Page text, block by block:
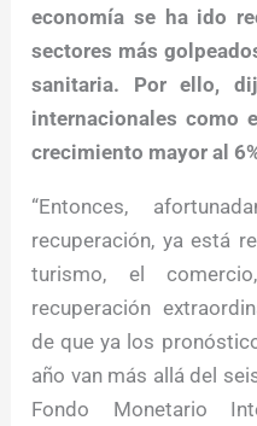
economía se ha ido
sectores más
sanitaria. Por ello,
internacionales como
crecimiento mayor al
“Entonces,
recuperación, ya está
turismo, el
recuperación
de que ya los
año van más allá del
Fondo Monetario